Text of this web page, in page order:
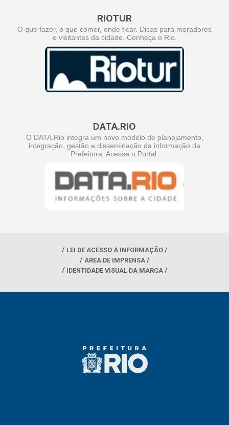
RIOTUR
O que fazer, o que comer, onde ficar. Dicas para moradores
e visitantes da cidade. Conheça o Rio.
DATA.RIO
O DATA.Rio integra um novo modelo de planejamento,
integração, gestão e disseminação da informação da
Prefeitura. Acesse o Portal:
LEI DE ACESSO À INFORMAÇÃO
ÁREA DE IMPRENSA
IDENTIDADE VISUAL DA MARCA